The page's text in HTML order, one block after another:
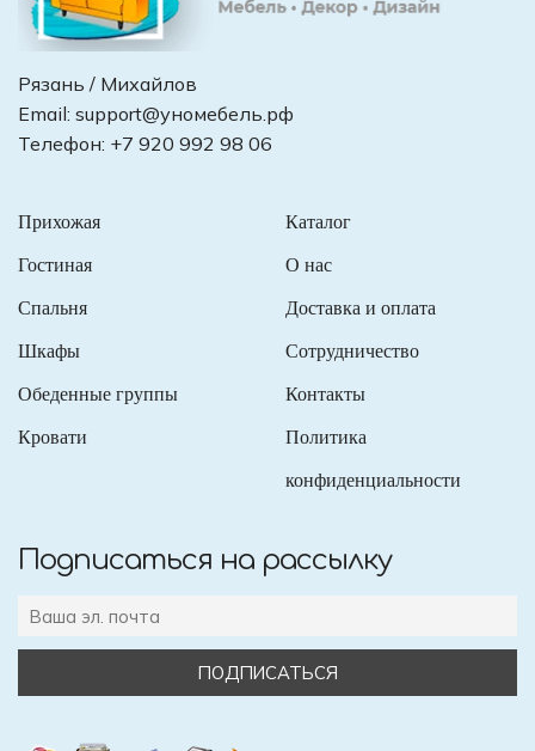
Рязань / Михайлов
Email: support@уномебель.рф
Телефон: +7 920 992 98 06
Прихожая
Гостиная
Спальня
Шкафы
Обеденные группы
Кровати
Каталог
О нас
Доставка и оплата
Сотрудничество
Контакты
Политика
конфиденциальности
Подписаться на рассылку